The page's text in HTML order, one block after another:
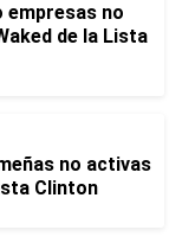
empresas no
de la Lista
no activas
Clinton